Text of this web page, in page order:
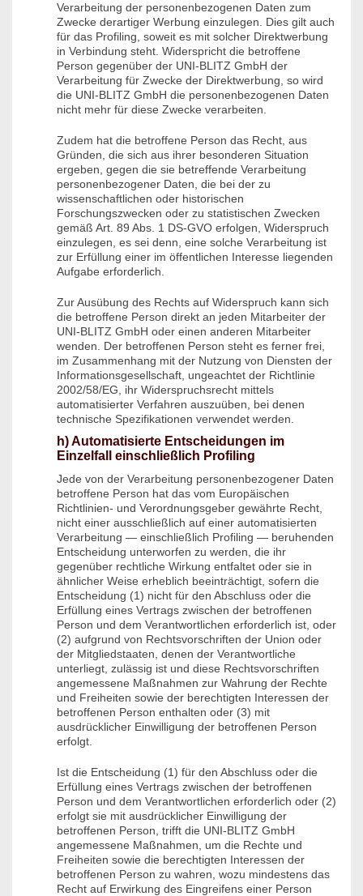
Verarbeitung der personenbezogenen Daten zum
Zwecke derartiger Werbung einzulegen. Dies gilt auch
für das Profiling, soweit es mit solcher Direktwerbung
in Verbindung steht. Widerspricht die betroffene
Person gegenüber der UNI-BLITZ GmbH der
Verarbeitung für Zwecke der Direktwerbung, so wird
die UNI-BLITZ GmbH die personenbezogenen Daten
nicht mehr für diese Zwecke verarbeiten.
Zudem hat die betroffene Person das Recht, aus
Gründen, die sich aus ihrer besonderen Situation
ergeben, gegen die sie betreffende Verarbeitung
personenbezogener Daten, die bei der zu
wissenschaftlichen oder historischen
Forschungszwecken oder zu statistischen Zwecken
gemäß Art. 89 Abs. 1 DS-GVO erfolgen, Widerspruch
einzulegen, es sei denn, eine solche Verarbeitung ist
zur Erfüllung einer im öffentlichen Interesse liegenden
Aufgabe erforderlich.
Zur Ausübung des Rechts auf Widerspruch kann sich
die betroffene Person direkt an jeden Mitarbeiter der
UNI-BLITZ GmbH oder einen anderen Mitarbeiter
wenden. Der betroffenen Person steht es ferner frei,
im Zusammenhang mit der Nutzung von Diensten der
Informationsgesellschaft, ungeachtet der Richtlinie
2002/58/EG, ihr Widerspruchsrecht mittels
automatisierter Verfahren auszuüben, bei denen
technische Spezifikationen verwendet werden.
h) Automatisierte Entscheidungen im
Einzelfall einschließlich Profiling
Jede von der Verarbeitung personenbezogener Daten
betroffene Person hat das vom Europäischen
Richtlinien- und Verordnungsgeber gewährte Recht,
nicht einer ausschließlich auf einer automatisierten
Verarbeitung — einschließlich Profiling — beruhenden
Entscheidung unterworfen zu werden, die ihr
gegenüber rechtliche Wirkung entfaltet oder sie in
ähnlicher Weise erheblich beeinträchtigt, sofern die
Entscheidung (1) nicht für den Abschluss oder die
Erfüllung eines Vertrags zwischen der betroffenen
Person und dem Verantwortlichen erforderlich ist, oder
(2) aufgrund von Rechtsvorschriften der Union oder
der Mitgliedstaaten, denen der Verantwortliche
unterliegt, zulässig ist und diese Rechtsvorschriften
angemessene Maßnahmen zur Wahrung der Rechte
und Freiheiten sowie der berechtigten Interessen der
betroffenen Person enthalten oder (3) mit
ausdrücklicher Einwilligung der betroffenen Person
erfolgt.
Ist die Entscheidung (1) für den Abschluss oder die
Erfüllung eines Vertrags zwischen der betroffenen
Person und dem Verantwortlichen erforderlich oder (2)
erfolgt sie mit ausdrücklicher Einwilligung der
betroffenen Person, trifft die UNI-BLITZ GmbH
angemessene Maßnahmen, um die Rechte und
Freiheiten sowie die berechtigten Interessen der
betroffenen Person zu wahren, wozu mindestens das
Recht auf Erwirkung des Eingreifens einer Person